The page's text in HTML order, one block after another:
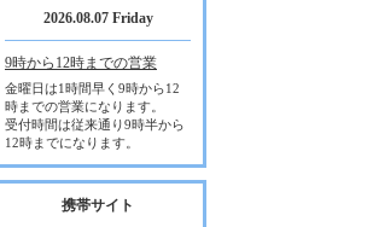
2026.08.07 Friday
9時から12時までの営業
金曜日は1時間早く9時から12
時までの営業になります。
受付時間は従来通り9時半から
12時までになります。
携帯サイト